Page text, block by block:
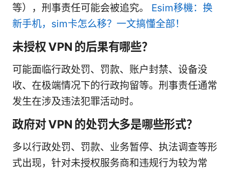
等），刑事责任可能会被追究。 Esim移機：换
新手机，sim卡怎么移？一文搞懂全部！
未授权 VPN 的后果有哪些？
可能面临行政处罚、罚款、账户封禁、设备没
收、在极端情况下的行政拘留等。刑事责任通常
发生在涉及违法犯罪活动时。
政府对 VPN 的处罚大多是哪些形式？
多以行政处罚、罚款、业务暂停、执法调查等形
式出现，针对未授权服务商和违规行为较为常